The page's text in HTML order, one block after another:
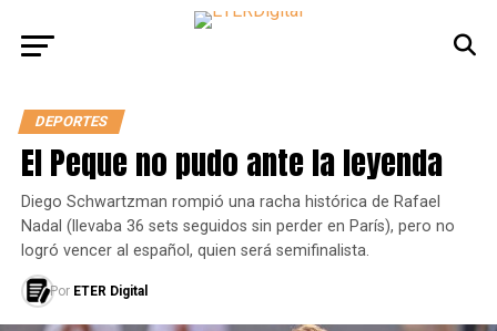
DEPORTES
El Peque no pudo ante la leyenda
Diego Schwartzman rompió una racha histórica de Rafael
Nadal (llevaba 36 sets seguidos sin perder en París), pero no
logró vencer al español, quien será semifinalista.
Por ETER Digital